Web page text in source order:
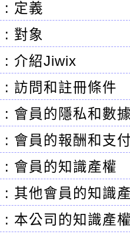
: 定義
: 對象
: 介紹Jiwix
: 訪問和註冊條件
: 會員的隱私和數
: 會員的報酬和支
: 會員的知識產權
: 其他會員的知識
: 本公司的知識產